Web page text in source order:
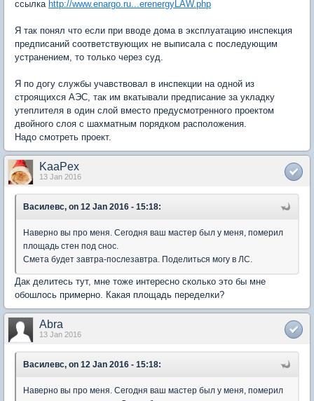
ссылка http://www.enargo.ru...erenergyLAW.php
Я так понял что если при вводе дома в эксплуатацию инспекция
предписаний соответствующих не выписала с последующим
устранением, то только через суд.
Я по догу службы учавствовал в инспекции на одной из
строящихся АЭС, так им вкатывали предписание за укладку
утеплителя в один слой вместо предусмотренного проектом
двойного слоя с шахматным порядком расположения.
Надо смотреть проект.
KaaPex
13 Jan 2016
Василевс, on 12 Jan 2016 - 15:18:
Наверно вы про меня. Сегодня ваш мастер был у меня, померил
площадь стен под снос.
Смета будет завтра-послезавтра. Поделиться могу в ЛС.
Дак делитесь тут, мне тоже интересно сколько это бы мне
обошлось примерно. Какая площадь переделки?
Abra
13 Jan 2016
Василевс, on 12 Jan 2016 - 15:18:
Наверно вы про меня. Сегодня ваш мастер был у меня, померил